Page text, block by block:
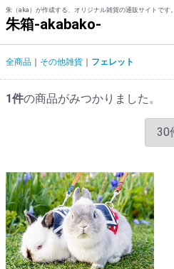
朱（aka）が作成する、オリジナル雑貨の通販サイトです。
朱箱-akabako-
全商品 その他雑貨 フェレット
1件の商品がみつかりました。